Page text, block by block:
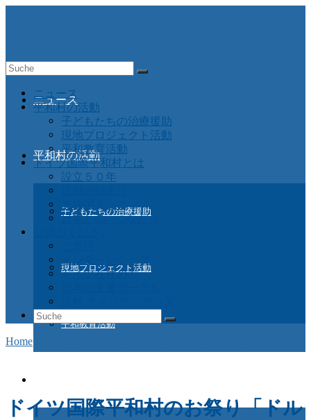
ニュース
平和村の活動
子どもたちの治療援助
現地プロジェクト活動
平和教育活動
Suche
ニュース
平和村の活動
子どもたちの治療援助
現地プロジェクト活動
平和教育活動
ドイツ国際平和村とは
設立５０年
支援国Ａ－Ｚ
日本との つながり
インターンシップ
ドイツ在住の方
Suche
nach:
Home
ドイツ国際平和村のお祭り「ドル